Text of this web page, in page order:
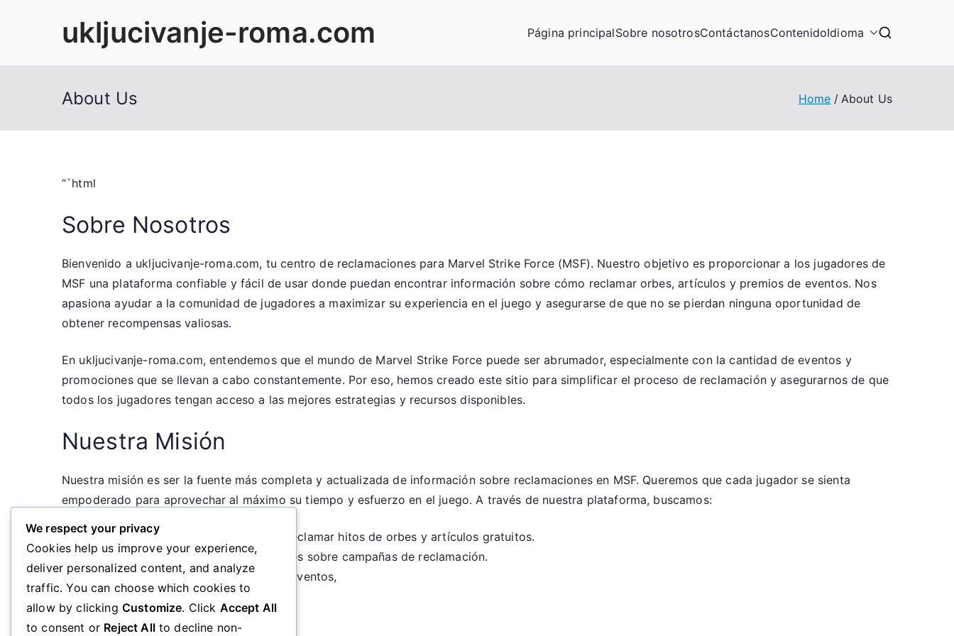
ukljucivanje-roma.com Página principalSobre nosotrosContáctanosContenidoIdioma
About Us Home About Us
“`html
Sobre Nosotros
Bienvenido a ukljucivanje-roma.com, tu centro de reclamaciones para Marvel Strike Force (MSF). Nuestro objetivo es proporcionar a los jugadores de
MSF una plataforma confiable y fácil de usar donde puedan encontrar información sobre cómo reclamar orbes, artículos y premios de eventos. Nos
apasiona ayudar a la comunidad de jugadores a maximizar su experiencia en el juego y asegurarse de que no se pierdan ninguna oportunidad de
obtener recompensas valiosas.
En ukljucivanje-roma.com, entendemos que el mundo de Marvel Strike Force puede ser abrumador, especialmente con la cantidad de eventos y
promociones que se llevan a cabo constantemente. Por eso, hemos creado este sitio para simplificar el proceso de reclamación y asegurarnos de que
todos los jugadores tengan acceso a las mejores estrategias y recursos disponibles.
Nuestra Misión
Nuestra misión es ser la fuente más completa y actualizada de información sobre reclamaciones en MSF. Queremos que cada jugador se sienta
empoderado para aprovechar al máximo su tiempo y esfuerzo en el juego. A través de nuestra plataforma, buscamos:
Proporcionar guías claras sobre cómo reclamar hitos de orbes y artículos gratuitos.
Ofrecer códigos promocionales y detalles sobre campañas de reclamación.
Informar sobre los premios de hitos de eventos,
We respect your privacy
Cookies help us improve your experience,
deliver personalized content, and analyze
traffic. You can choose which cookies to
allow by clicking Customize. Click Accept All
to consent or Reject Allto decline non-